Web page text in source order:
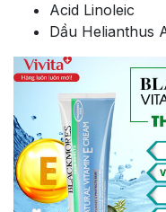
Acid Linoleic
Dầu Helianthus